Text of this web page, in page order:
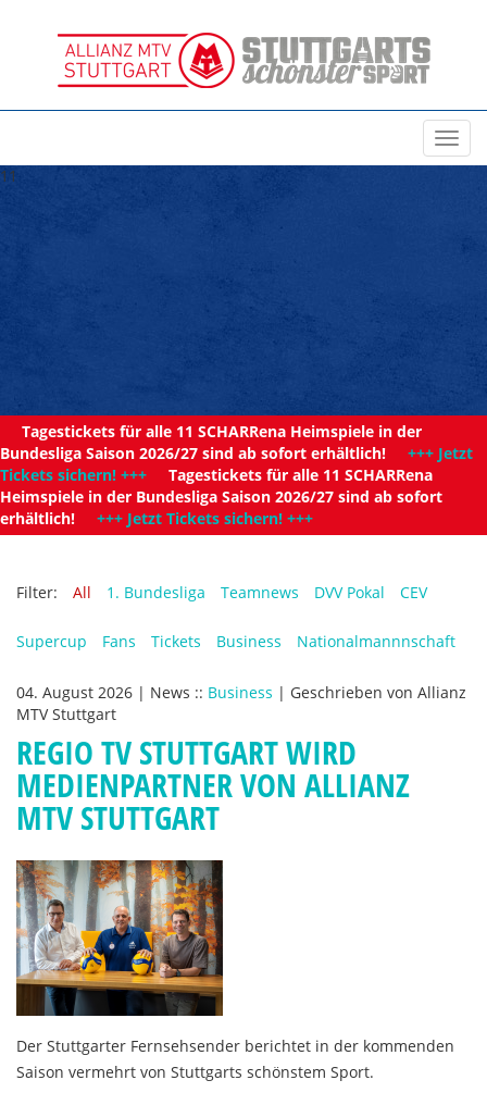
11
Tagestickets für alle 11 SCHARRena Heimspiele in der
Bundesliga Saison 2026/27 sind ab sofort erhältlich! +++ Jetzt
Tickets sichern! +++ Tagestickets für alle 11 SCHARRena
Heimspiele in der Bundesliga Saison 2026/27 sind ab sofort
erhältlich! +++ Jetzt Tickets sichern! +++
Filter: All 1. Bundesliga Teamnews DVV Pokal CEV
Supercup Fans Tickets Business Nationalmannnschaft
04. August 2026 | News :: Business | Geschrieben von Allianz
MTV Stuttgart
REGIO TV STUTTGART WIRD
MEDIENPARTNER VON ALLIANZ
MTV STUTTGART
Der Stuttgarter Fernsehsender berichtet in der kommenden
Saison vermehrt von Stuttgarts schönstem Sport.